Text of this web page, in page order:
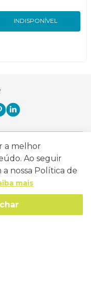
INDISPONÍVEL
a melhor
Ao seguir
nossa Política de
mais